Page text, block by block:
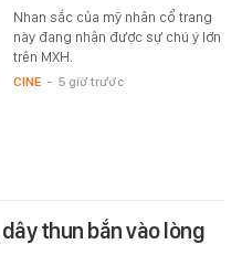
Nhan sắc của mỹ nhân cổ trang
này đang nhận được sự chú ý lớn
trên MXH.
CINE - 5 giờ trước
thun bắn vào lòng